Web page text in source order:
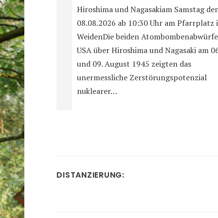
Hiroshima und Nagasakiam Samstag
08.08.2026 ab 10:30 Uhr am Pfarrplatz
WeidenDie beiden
USA über Hiroshima und Nagasaki am
und 09. August 1945 zeigten das
unermessliche Zerstörungspotenzial
nuklearer…
DISTANZIERUNG: